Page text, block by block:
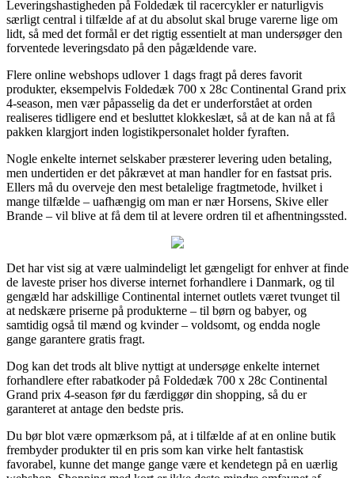
Leveringshastigheden på Foldedæk til racercykler er naturligvis
særligt central i tilfælde af at du absolut skal bruge varerne lige om
lidt, så med det formål er det rigtig essentielt at man undersøger den
forventede leveringsdato på den pågældende vare.
Flere online webshops udlover 1 dags fragt på deres favorit
produkter, eksempelvis Foldedæk 700 x 28c Continental Grand prix
4-season, men vær påpasselig da det er underforstået at orden
realiseres tidligere end et besluttet klokkeslæt, så at de kan nå at få
pakken klargjort inden logistikpersonalet holder fyraften.
Nogle enkelte internet selskaber præsterer levering uden betaling,
men undertiden er det påkrævet at man handler for en fastsat pris.
Ellers må du overveje den mest betalelige fragtmetode, hvilket i
mange tilfælde – uafhængig om man er nær Horsens, Skive eller
Brande – vil blive at få dem til at levere ordren til et afhentningssted.
Det har vist sig at være ualmindeligt let gængeligt for enhver at finde
de laveste priser hos diverse internet forhandlere i Danmark, og til
gengæld har adskillige Continental internet outlets været tvunget til
at nedskære priserne på produkterne – til børn og babyer, og
samtidig også til mænd og kvinder – voldsomt, og endda nogle
gange garantere gratis fragt.
Dog kan det trods alt blive nyttigt at undersøge enkelte internet
forhandlere efter rabatkoder på Foldedæk 700 x 28c Continental
Grand prix 4-season før du færdiggør din shopping, så du er
garanteret at antage den bedste pris.
Du bør blot være opmærksom på, at i tilfælde af at en online butik
frembyder produkter til en pris som kan virke helt fantastisk
favorabel, kunne det mange gange være et kendetegn på en uærlig